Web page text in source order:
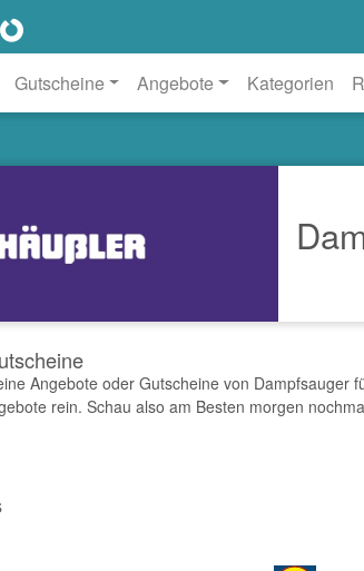
Gutscheine Angebote Kategorien
Angebote oder Gutscheine von Dampfsauger
rein. Schau also am Besten morgen